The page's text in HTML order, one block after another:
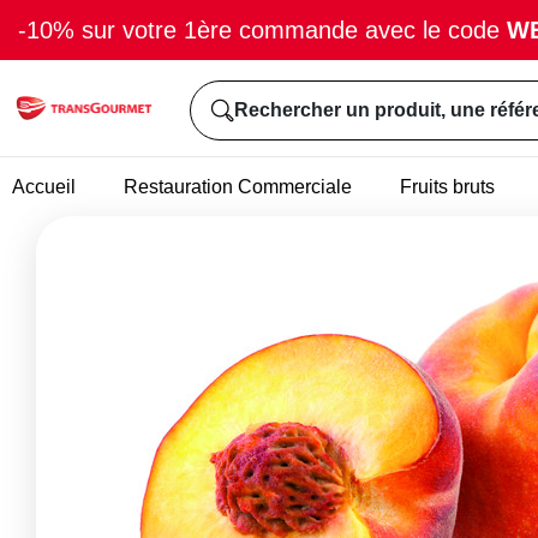
-10% sur votre 1ère commande avec le code
Rechercher un produit, une
Accueil Restauration Commerciale Fruits bruts